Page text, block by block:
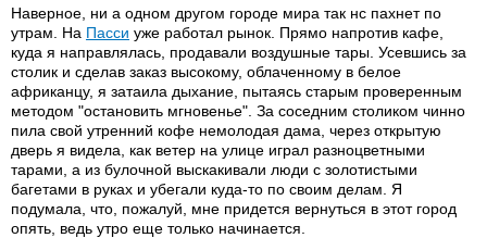
Наверное, ни а одном другом городе мира так нс пахнет по
утрам. На Пасси уже работал рынок. Прямо напротив кафе,
куда я направлялась, продавали воздушные тары. Усевшись за
столик и сделав заказ высокому, облаченному в белое
африканцу, я затаила дыхание, пытаясь старым проверенным
методом "остановить мгновенье". За соседним столиком чинно
пила свой утренний кофе немолодая дама, через открытую
дверь я видела, как ветер на улице играл разноцветными
тарами, а из булочной выскакивали люди с золотистыми
багетами в руках и убегали куда-то по своим делам. Я
подумала, что, пожалуй, мне придется вернуться в этот город
опять, ведь утро еще только начинается.